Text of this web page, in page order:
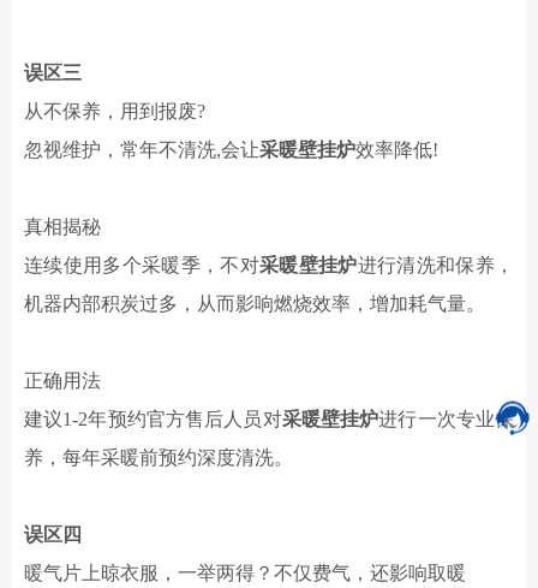
误区三
从不保养，用到报废?
忽视维护，常年不清洗,会让采暖壁挂炉效率降低!
真相揭秘
连续使用多个采暖季，不对采暖壁挂炉进行清洗和保养，
机器内部积炭过多，从而影响燃烧效率，增加耗气量。
正确用法
建议1-2年预约官方售后人员对采暖壁挂炉进行一次专业保
养 ， 每年采暖前预约深度清洗。
误区四
暖气片上晾衣服， 一举两得？ 不仅费气，还影响取暖